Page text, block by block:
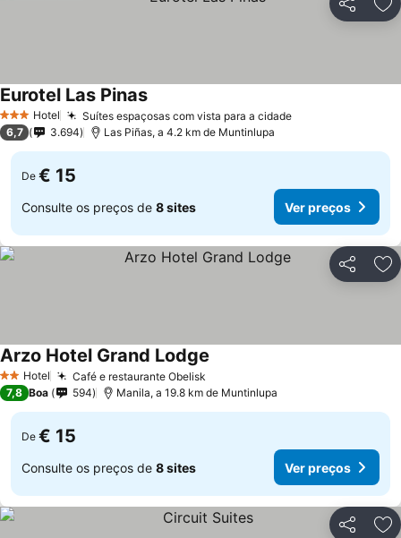
Partilhar
3 EstrelasHotel Suítes espaçosas com vista para a cidade
Eurotel Las Pinas
6,7 3.694 Las Piñas, a 4.2 km de Muntinlupa
De € 15
Consulte os preços de 8 sites Ver preços
Partilhar
2 Estrelas
Hotel Café e restaurante Obelisk
Arzo Hotel Grand Lodge
7,8 Boa 594 Manila, a 19.8 km de Muntinlupa
De € 15
Consulte os preços de 8 sites Ver preços
Partilhar